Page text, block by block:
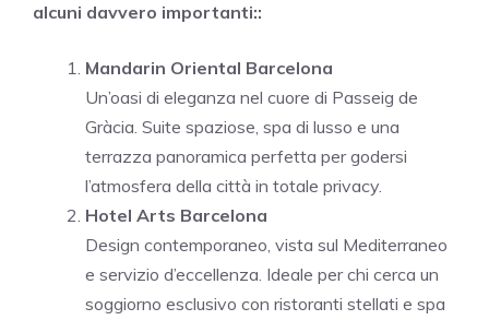
alcuni davvero importanti::
Mandarin Oriental Barcelona
Un’oasi di eleganza nel cuore di Passeig de
Gràcia. Suite spaziose, spa di lusso e una
terrazza panoramica perfetta per godersi
l’atmosfera della città in totale privacy.
Hotel Arts Barcelona
Design contemporaneo, vista sul Mediterraneo
e servizio d’eccellenza. Ideale per chi cerca un
soggiorno esclusivo con ristoranti stellati e spa